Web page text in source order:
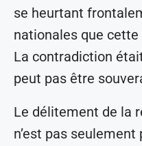
se heurtant
nationales que
La contradiction
peut pas être
Le délitement de la
n’est pas